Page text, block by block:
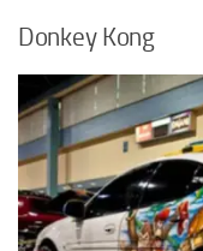
Donkey Kong